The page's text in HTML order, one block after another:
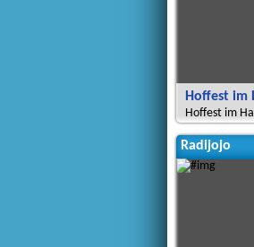
Hoffest im
Hoffest im
Radijojo